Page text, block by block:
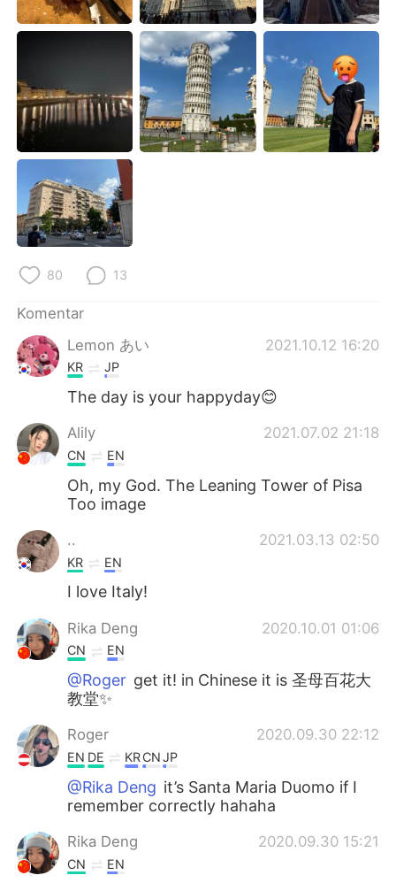
한국어 Русский
Italiano
Türkçe Tiếng Việt
80 13
Komentar
Lemon あい
2021.10.12 16:20
KR JP
The day is your happyday😊
Alily 2021.07.02 21:18
CN EN
Oh, my God. The Leaning Tower of Pisa
Too image
.. 2021.03.13 02:50
KR EN
I love Italy!
Rika Deng 2020.10.01 01:06
CN EN
@Roger get it! in Chinese it is 圣母百花大
教堂✨
Roger 2020.09.30 22:12
EN DE KRCN JP
@Rika Deng it’s Santa Maria Duomo if I
remember correctly hahaha
Rika Deng 2020.09.30 15:21
CN EN